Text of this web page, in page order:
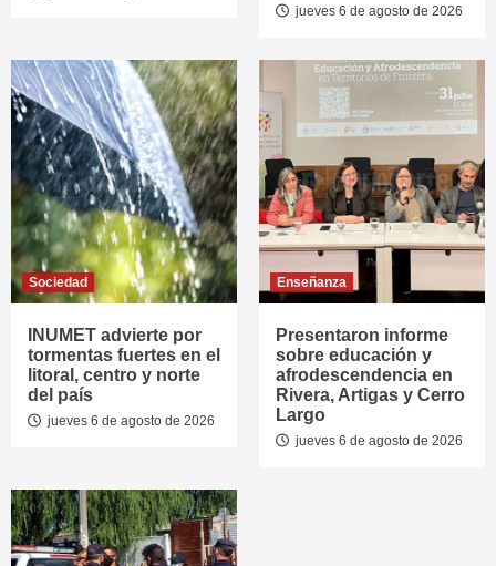
jueves 6 de agosto de 2026
Sociedad
INUMET advierte por
tormentas fuertes en el
litoral, centro y norte
del país
jueves 6 de agosto de 2026
Enseñanza
Presentaron informe
sobre educación y
afrodescendencia en
Rivera, Artigas y Cerro
Largo
jueves 6 de agosto de 2026